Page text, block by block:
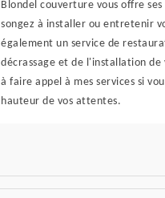
Blondel couverture vous offre
songez à installer ou entretenir
également un service de
décrassage et de l'installation
à faire appel à mes services si
hauteur de vos attentes.